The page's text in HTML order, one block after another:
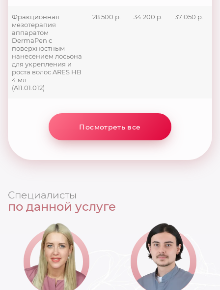
Фракционная
мезотерапия
аппаратом
DermaPen с
поверхностным
нанесением лосьона
для укрепления и
роста волос ARES HB
4 мл
(A11.01.012)
28 500 р. 34 200 р. 37 050 р.
Посмотреть все
Специалисты
по данной услуге